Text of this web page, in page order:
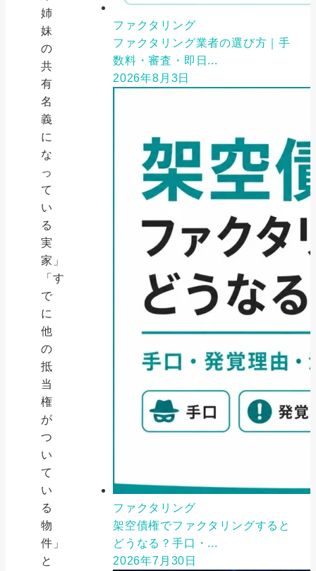
姉
妹
の
共
有
名
義
に
な
っ
て
い
る
実
家」
「す
で
に
他
の
抵
当
権
が
つ
い
て
い
る
物
件」
と
ファクタリング
ファクタリング業者の選び方｜手
数料・審査・即日...
2026年8月3日
ファクタリング
架空債権でファクタリングすると
どうなる？手口・...
2026年7月30日